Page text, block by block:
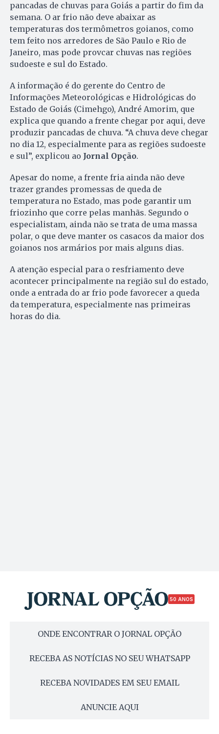
pancadas de chuvas para Goiás a partir do fim da
semana. O ar frio não deve abaixar as
temperaturas dos termômetros goianos, como
tem feito nos arredores de São Paulo e Rio de
Janeiro, mas pode provcar chuvas nas regiões
sudoeste e sul do Estado.
A informação é do gerente do Centro de
Informações Meteorológicas e Hidrológicas do
Estado de Goiás (Cimehgo), André Amorim, que
explica que quando a frente chegar por aqui, deve
produzir pancadas de chuva. “A chuva deve chegar
no dia 12, especialmente para as regiões sudoeste
e sul”, explicou ao Jornal Opção.
Apesar do nome, a frente fria ainda não deve
trazer grandes promessas de queda de
temperatura no Estado, mas pode garantir um
friozinho que corre pelas manhãs. Segundo o
especialistam, ainda não se trata de uma massa
polar, o que deve manter os casacos da maior dos
goianos nos armários por mais alguns dias.
A atenção especial para o resfriamento deve
acontecer principalmente na região sul do estado,
onde a entrada do ar frio pode favorecer a queda
da temperatura, especialmente nas primeiras
horas do dia.
50 ANOS
ONDE ENCONTRAR O JORNAL OPÇÃO
RECEBA AS NOTÍCIAS NO SEU WHATSAPP
RECEBA NOVIDADES EM SEU EMAIL
ANUNCIE AQUI